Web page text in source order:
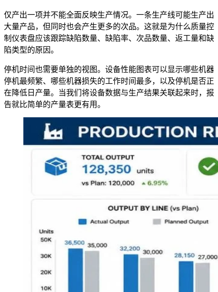
仅产出一项并不能全面反映生产情况。一条生产线可能生产出
大量产品，但同时也会产生更多的次品。这就是为什么质量控
制仪表盘应该跟踪缺陷数量、缺陷率、次品数量、返工量和缺
陷类型的原因。
停机时间也需要单独的视图。设备性能图表可以显示哪些机器
停机最频繁、哪些机器损失的工作时间最多，以及停机是否正
在降低日产量。当我们将设备数据与生产结果关联起来时，报
告就比简单的产量表更有用。